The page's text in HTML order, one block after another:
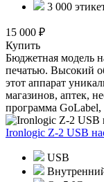
3 000
15 000 ₽
Купить
Бюджетная модель
печатью. Высокий
этот аппарат
магазинов, аптек,
программа GoLabel,
Ironlogic Z-2 USB
USB